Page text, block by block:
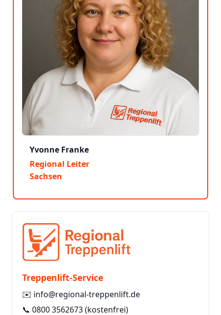
Yvonne Franke
Regional Leiter
Sachsen
Treppenlift-Service
✉️ info@regional-treppenlift.de
📞 0800 3562673(kostenfrei)